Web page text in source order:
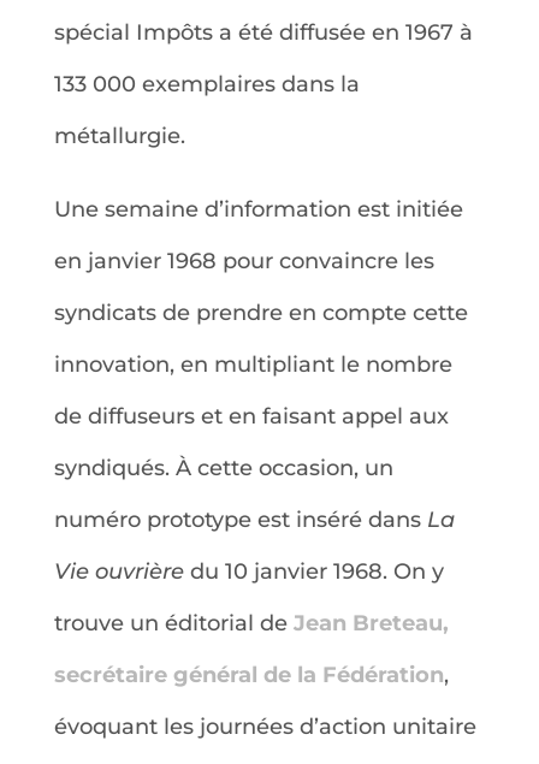
spécial Impôts a été diffusée en 1967 à
133 000 exemplaires dans la
métallurgie.
Une semaine d’information est initiée
en janvier 1968 pour convaincre les
syndicats de prendre en compte cette
innovation, en multipliant le nombre
de diffuseurs et en faisant appel aux
syndiqués. À cette occasion, un
numéro prototype est inséré dans La
Vie ouvrière du 10 janvier 1968. On y
trouve un éditorial de Jean Breteau,
secrétaire général de la Fédération,
évoquant les journées d’action unitaire